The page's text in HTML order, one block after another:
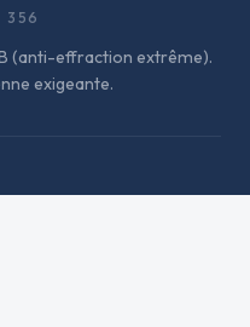
356
(anti-effraction extrême).
exigeante.